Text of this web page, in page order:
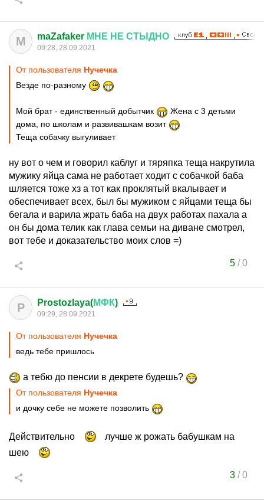
M maZafaker МНЕ НЕ СТЫДНО
09:28, 28.09.2021
От пользователя Нучечка
Везде по-разному
Мой брат - единственный добытчик
Жена с 3 детьми
дома, по школам и развивашкам возит
Теща собачку выгуливает
ну вот о чем и говорил каблуг и тяряпка теща накрутила
мужику яйца сама не работает ходит с собачкой баба
шляется тоже хз а тот как проклятый вкалывает и
обеспечивает всех, был бы мужиком с яйцами теща бы
бегала и варила жрать баба на двух работах пахала а
он бы дома телик как глава семьи на диване смотрел,
вот тебе и доказательство моих слов =)
5/0
P Prostozlaya(МФК)
09:29, 28.09.2021
От пользователя Нучечка
ведь тебе пришлось
а тебю до пенсии в декрете будешь?
От пользователя Нучечка
и дочку себе не можете позволить
Действительно
лучше ж рожать бабушкам на
шею
3/0